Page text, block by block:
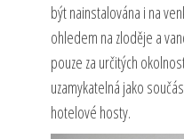
být nainstalována i na
ohledem na zloděje a
pouze za určitých
uzamykatelná jako
hotelové hosty.